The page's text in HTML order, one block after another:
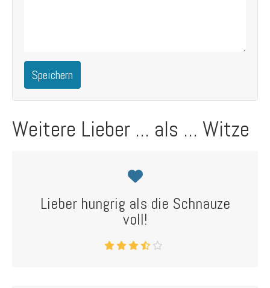
Speichern
Weitere Lieber ... als ... Witze
Lieber hungrig als die Schnauze
voll!